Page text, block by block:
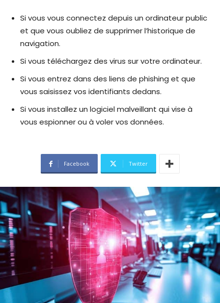
Si vous vous connectez depuis un ordinateur public
et que vous oubliez de supprimer l’historique de
navigation.
Si vous téléchargez des virus sur votre ordinateur.
Si vous entrez dans des liens de phishing et que
vous saisissez vos identifiants dedans.
Si vous installez un logiciel malveillant qui vise à
vous espionner ou à voler vos données.
Facebook Twitter